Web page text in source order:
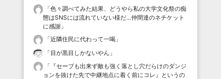
「色々調べてみた結果、どうやら私の大学文化祭の痴
態はSNSには流れていない様だ…仲間達のネチケット
に感謝 」
「近隣住民に代わって一喝 」
「目が黒目しかないやん 」
「 『セーブも出来ず敵も強く落とし穴だらけのダンジ
ョンを抜けた先で中継地点に着く前にコレ』というの